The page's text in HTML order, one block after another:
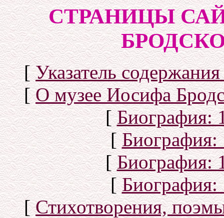
СТРАНИЦЫ
[Указатель
[О музее Иосифа
[Биография:
[Биография:
[Биография:
[Биография:
[Стихотворения,